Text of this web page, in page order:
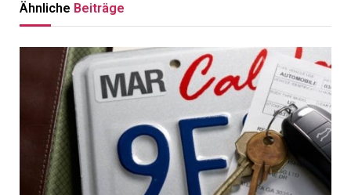
Ähnliche Beiträge